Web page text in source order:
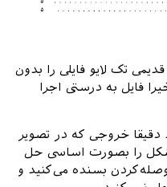
`\hfill'
on input line
تک لایو فایلی را بدون
فایل به درستی اجرا
دقیقا خروجی که در تصویر
مشکل را بصورت اساسی حل
بسنده می‌کنید و